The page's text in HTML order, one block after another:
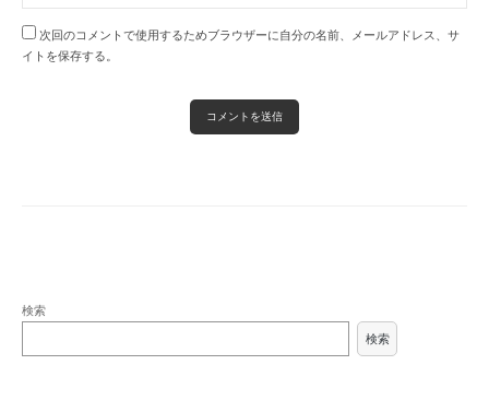
次回のコメントで使用するためブラウザーに自分の名前、メールアドレス、サ
イトを保存する。
検索
検索